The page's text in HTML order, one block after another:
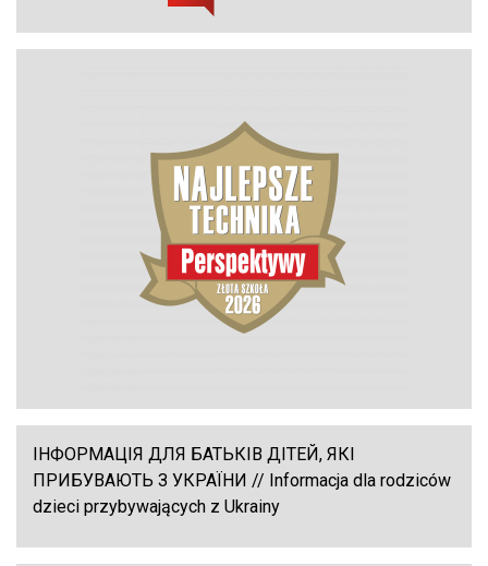
ІНФОРМАЦІЯ ДЛЯ БАТЬКІВ ДІТЕЙ, ЯКІ
ПРИБУВАЮТЬ З УКРАЇНИ // Informacja dla rodziców
dzieci przybywających z Ukrainy